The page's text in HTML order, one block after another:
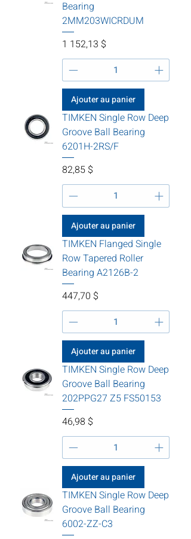
Bearing
2MM203WICRDUM
Prix
1 152,13 $
Ajouter au panier
TIMKEN Single Row Deep
Groove Ball Bearing
6201H-2RS/F
Prix
82,85 $
Ajouter au panier
TIMKEN Flanged Single
Row Tapered Roller
Bearing A2126B-2
Prix
447,70 $
Ajouter au panier
TIMKEN Single Row Deep
Groove Ball Bearing
202PPG27 Z5 FS50153
Prix
46,98 $
Ajouter au panier
TIMKEN Single Row Deep
Groove Ball Bearing
6002-ZZ-C3